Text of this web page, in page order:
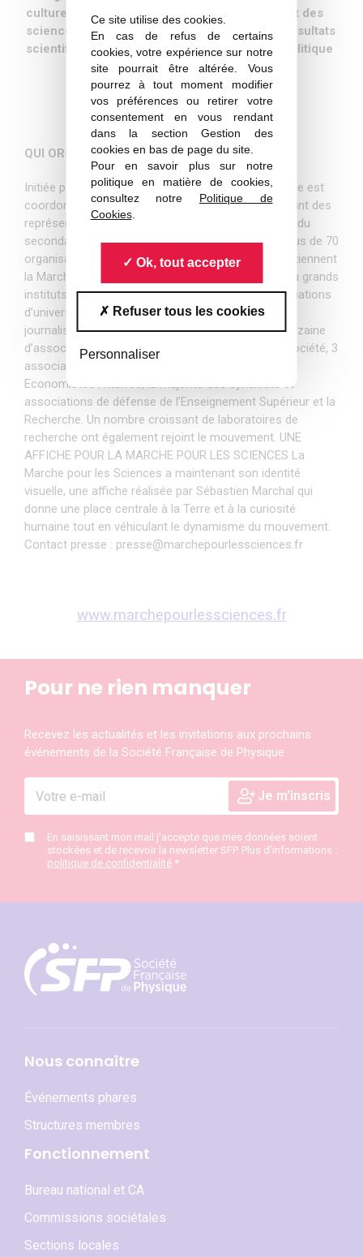
Ce site utilise des cookies.
En cas de refus de certains
cookies, votre expérience sur notre
site pourrait être altérée. Vous
pourrez à tout moment modifier
vos préférences ou retirer votre
consentement en vous rendant
dans la section Gestion des
cookies en bas de page du site.
Pour en savoir plus sur notre
politique en matière de cookies,
consultez notre Politique de
Cookies.
Ok, tout accepter
Refuser tous les cookies
Personnaliser
culture scientifique et refondre l’enseignement des
sciences Renforcer l’emploi de méthodes et résultats
scientifiques dans le processus de décision politique
QUI ORGANISE, QUI SOUTIENT ?
Initiée par un petit groupe de scientifiques, la Marche est
coordonnée par un groupe élargi et diversifié, incluant des
représentant-e-s des étudiant-e-s, professeur-e-s du
secondaire, journalistes et du monde associatif. Plus de 70
organisations, établissements et associations soutiennent
la Marche incluant : 10 organismes de recherche ou grands
instituts, plus d’une dizaine d’universités et d’associations
d’universités, plus de 30 sociétés savantes, des
journalistes et blogueurs scientifiques, plus d’une dizaine
d’associations acteurs des relations sciences et société, 3
associations de défense de l’environnement et les
Economistes Atterrés, la majorité des syndicats et
associations de défense de l’Enseignement Supérieur et la
Recherche. Un nombre croissant de laboratoires de
recherche ont également rejoint le mouvement. UNE
AFFICHE POUR LA MARCHE POUR LES SCIENCES La
Marche pour les Sciences a maintenant son identité
visuelle, une affiche réalisée par Sébastien Marchal qui
donne une place centrale à la Terre et à la curiosité
humaine tout en véhiculant le dynamisme du mouvement.
Contact presse : presse@marchepourlessciences.fr
www.marchepourlessciences.fr
Pour ne rien manquer
Recevez les actualités et les invitations aux prochains
événements de la Société Française de Physique
En saisissant mon mail j’accepte que mes données soient
stockées et de recevoir la newsletter SFP. Plus d’informations :
politique de confidentialité *
Nous connaître
Événements phares
Structures membres
Fonctionnement
Bureau national et CA
Commissions sociétales
Sections locales